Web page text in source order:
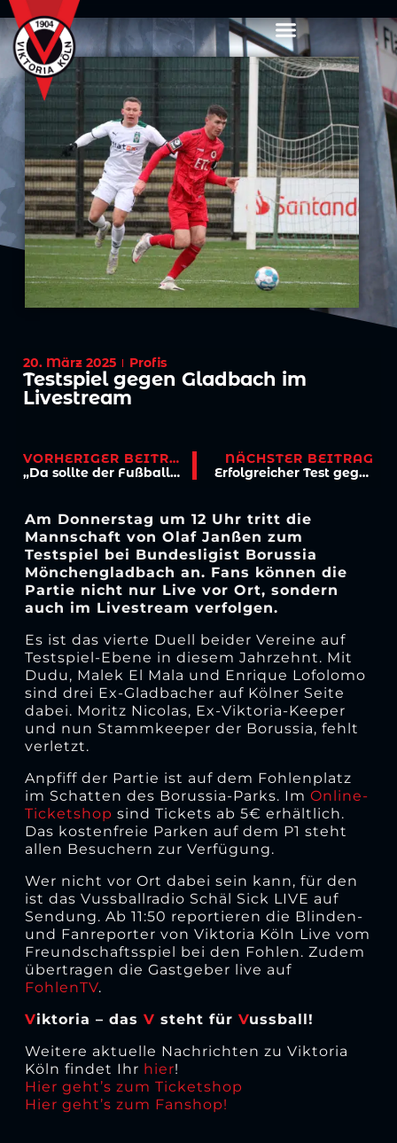
20. März 2025 Profis
Testspiel gegen Gladbach im
Livestream
VORHERIGER BEITRAG
„Da sollte der Fußballgott ein bisschen mitspielen“
NÄCHSTER BEITRAG
Erfolgreicher Test gegen Düsseldorfs U23
Am Donnerstag um 12 Uhr tritt die
Mannschaft von Olaf Janßen zum
Testspiel bei Bundesligist Borussia
Mönchengladbach an. Fans können die
Partie nicht nur Live vor Ort, sondern
auch im Livestream verfolgen.
Es ist das vierte Duell beider Vereine auf
Testspiel-Ebene in diesem Jahrzehnt. Mit
Dudu, Malek El Mala und Enrique Lofolomo
sind drei Ex-Gladbacher auf Kölner Seite
dabei. Moritz Nicolas, Ex-Viktoria-Keeper
und nun Stammkeeper der Borussia, fehlt
verletzt.
Anpfiff der Partie ist auf dem Fohlenplatz
im Schatten des Borussia-Parks. Im Online-
Ticketshop sind Tickets ab 5€ erhältlich.
Das kostenfreie Parken auf dem P1 steht
allen Besuchern zur Verfügung.
Wer nicht vor Ort dabei sein kann, für den
ist das Vussballradio Schäl Sick LIVE auf
Sendung. Ab 11:50 reportieren die Blinden-
und Fanreporter von Viktoria Köln Live vom
Freundschaftsspiel bei den Fohlen. Zudem
übertragen die Gastgeber live auf
FohlenTV.
Viktoria – das V steht für Vussball!
Weitere aktuelle Nachrichten zu Viktoria
Köln findet Ihr hier!
Hier geht’s zum Ticketshop
Hier geht’s zum Fanshop!